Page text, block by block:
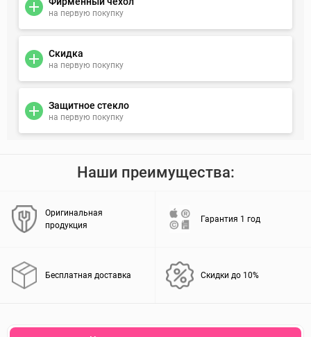
на первую покупку
Скидка
на первую покупку
Защитное стекло
на первую покупку
Наши преимущества:
Оригинальная
продукция
Гарантия 1 год
Бесплатная доставка Скидки до 10%